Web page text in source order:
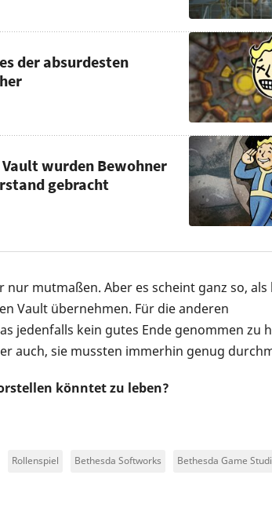
der absurdesten
wurden Bewohner
gebracht
mutmaßen. Aber es scheint ganz so,
Vault übernehmen. Für die anderen
jedenfalls kein gutes Ende genommen zu
auch, sie mussten immerhin genug
könntet zu leben?
Rollenspiel Bethesda Softworks Bethesda Game